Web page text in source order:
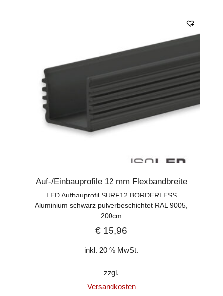
Auf-/Einbauprofile 12 mm Flexbandbreite
LED Aufbauprofil SURF12 BORDERLESS
Aluminium schwarz pulverbeschichtet RAL 9005,
200cm
€ 15,96
inkl. 20 % MwSt.
zzgl.
Versandkosten